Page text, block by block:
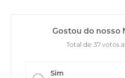
Gostou do nosso
Total de 37 votos
Sim